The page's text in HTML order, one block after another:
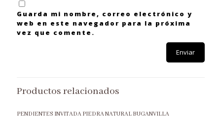
Guarda mi nombre, correo electrónico y
web en este navegador para la próxima
vez que comente.
Productos relacionados
PENDIENTES INVITADA PIEDRA NATURAL BUGANVILLA